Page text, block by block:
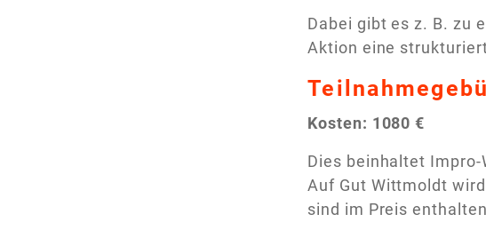
Dabei gibt es z. B. zu
Aktion eine
Kosten: 1080 €
Dies beinhaltet
Auf Gut Wittmoldt
sind im Preis